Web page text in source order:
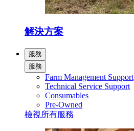
解決方案
服務
服務
Farm Management Support
Technical Service Support
Consumables
Pre-Owned
檢視所有服務